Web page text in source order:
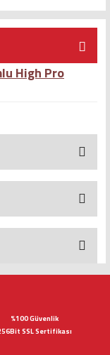
High Pro
%100 Güvenlik
SSL Sertifikası